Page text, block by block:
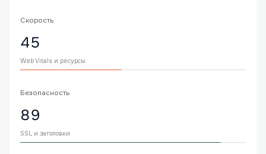
Скорость
45
Web Vitals и ресурсы
Безопасность
89
SSL и заголовки